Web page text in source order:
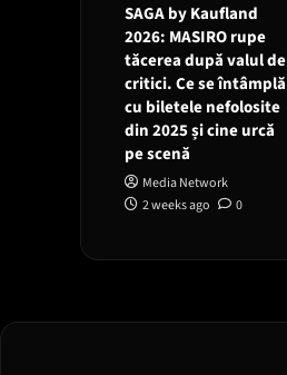
SAGA by Kaufland
2026: MASIRO rupe
tăcerea după valul de
critici. Ce se întâmplă
cu biletele nefolosite
din 2025 și cine urcă
pe scenă
Media Network
2 weeks ago
0